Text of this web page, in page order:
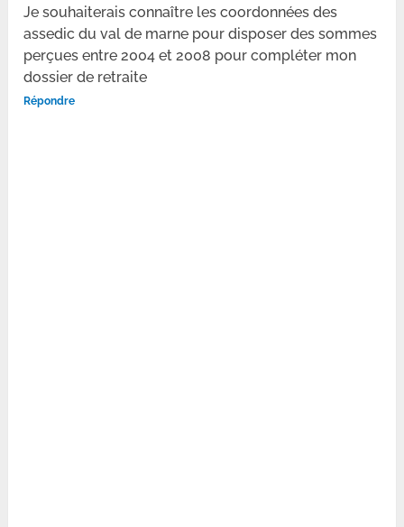
Je souhaiterais connaître les coordonnées des
assedic du val de marne pour disposer des sommes
perçues entre 2004 et 2008 pour compléter mon
dossier de retraite
Répondre